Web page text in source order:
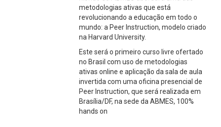
metodologias ativas que está
revolucionando a educação em todo o
mundo: a Peer Instruction, modelo criado
na Harvard University.
Este será o primeiro curso livre ofertado
no Brasil com uso de metodologias
ativas online e aplicação da sala de aula
invertida com uma oficina presencial de
Peer Instruction, que será realizada em
Brasília/DF, na sede da ABMES, 100%
hands on